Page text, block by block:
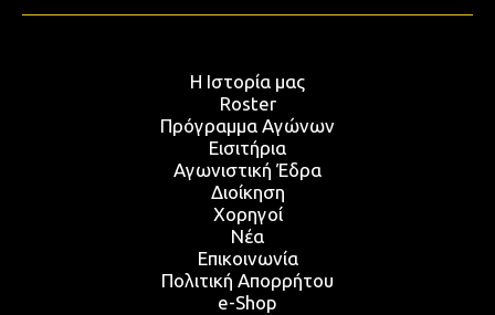
Η Ιστορία μας
Roster
Πρόγραμμα Αγώνων
Εισιτήρια
Αγωνιστική Έδρα
Διοίκηση
Χορηγοί
Νέα
Επικοινωνία
Πολιτική Απορρήτου
e-Shop